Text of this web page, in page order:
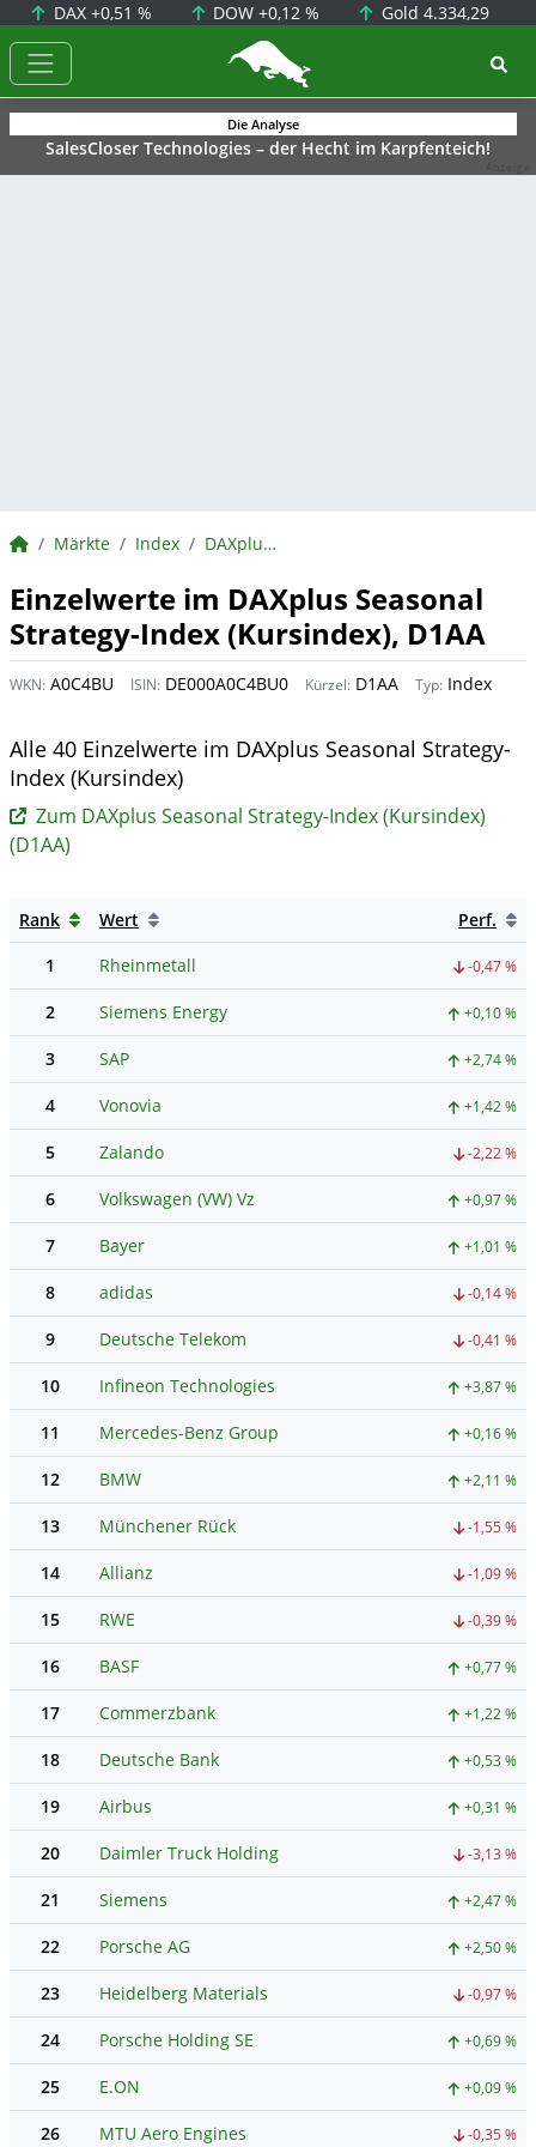
DAX +0,51 % DOW+0,12 % Gold 4.334,29
BörsenNEWS.de
Die Analyse
SalesCloser Technologies – der Hecht im Karpfenteich!
BörsenNEWS.de
Märkte Index DAXplus Seasonal Strategy-Index (Kursindex) (D1AA)
Einzelwerte im DAXplus Seasonal
Strategy-Index (Kursindex), D1AA
WKN: A0C4BU ISIN: DE000A0C4BU0 Kürzel: D1AA Typ: Index
Alle 40 Einzelwerte im DAXplus Seasonal Strategy-
Index (Kursindex)
Zum DAXplus Seasonal Strategy-Index (Kursindex)
(D1AA)
Rank Wert
Perf.
1
Rheinmetall -0,47 %
2 Siemens Energy +0,10 %
3 SAP +2,74 %
4 Vonovia +1,42 %
5 Zalando -2,22 %
6 Volkswagen (VW) Vz +0,97 %
7 Bayer +1,01 %
8 adidas -0,14 %
9 Deutsche Telekom -0,41 %
10 Infineon Technologies +3,87 %
11 Mercedes-Benz Group +0,16 %
12 BMW +2,11 %
13 Münchener Rück -1,55 %
14 Allianz -1,09 %
15 RWE -0,39 %
16 BASF +0,77 %
17 Commerzbank +1,22 %
18 Deutsche Bank +0,53 %
19 Airbus +0,31 %
20 Daimler Truck Holding -3,13 %
21 Siemens +2,47 %
22 Porsche AG +2,50 %
23 Heidelberg Materials -0,97 %
24 Porsche Holding SE +0,69 %
25 E.ON +0,09 %
26 MTU Aero Engines -0,35 %